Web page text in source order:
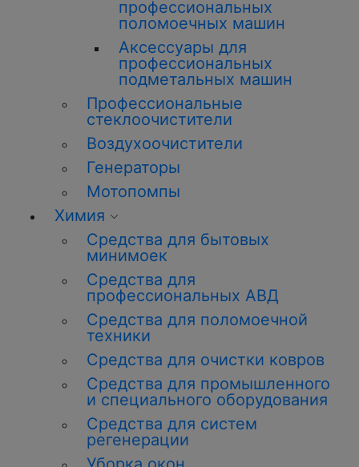
профессиональных
поломоечных машин
Аксессуары для
профессиональных
подметальных машин
Профессиональные
стеклоочистители
Воздухоочистители
Генераторы
Мотопомпы
Химия
Средства для бытовых
минимоек
Средства для
профессиональных АВД
Средства для поломоечной
техники
Средства для очистки ковров
Средства для промышленного
и специального оборудования
Средства для систем
регенерации